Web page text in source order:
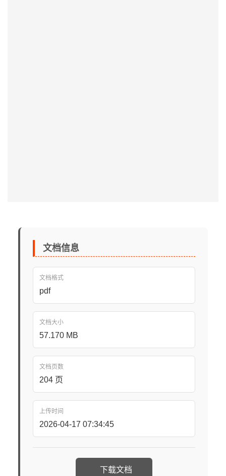
文档信息
文档格式
pdf
文档大小
57.170 MB
文档页数
204 页
上传时间
2026-04-17 07:34:45
下载文档